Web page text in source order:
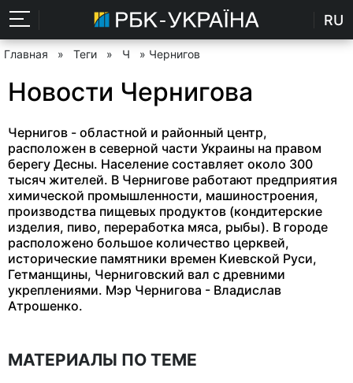
RU
Главная » Теги » Ч » Чернигов
Новости Чернигова
Чернигов - областной и районный центр,
расположен в северной части Украины на правом
берегу Десны. Население составляет около 300
тысяч жителей. В Чернигове работают предприятия
химической промышленности, машиностроения,
производства пищевых продуктов (кондитерские
изделия, пиво, переработка мяса, рыбы). В городе
расположено большое количество церквей,
исторические памятники времен Киевской Руси,
Гетманщины, Черниговский вал с древними
укреплениями. Мэр Чернигова - Владислав
Атрошенко.
МАТЕРИАЛЫ ПО ТЕМЕ